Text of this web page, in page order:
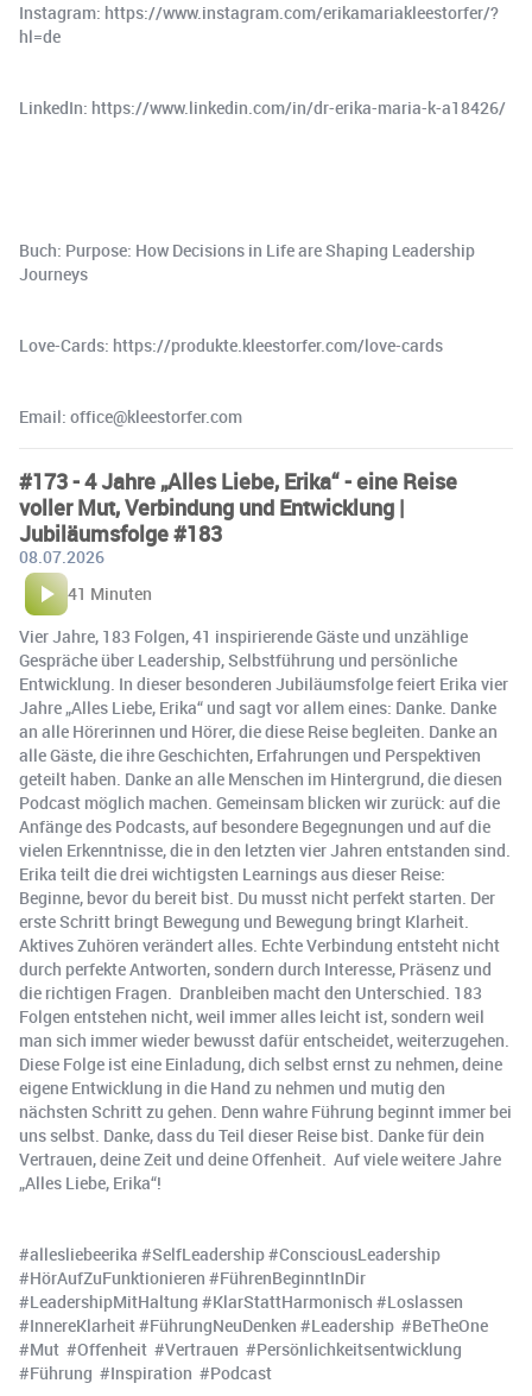
Instagram: https://www.instagram.com/erikamariakleestorfer/?
hl=de
LinkedIn: https://www.linkedin.com/in/dr-erika-maria-k-a18426/
Buch: Purpose: How Decisions in Life are Shaping Leadership
Journeys
Love-Cards: https://produkte.kleestorfer.com/love-cards
Email: office@kleestorfer.com
#173 - 4 Jahre „Alles Liebe, Erika“ - eine Reise
voller Mut, Verbindung und Entwicklung |
Jubiläumsfolge #183
08.07.2026
41 Minuten
Vier Jahre, 183 Folgen, 41 inspirierende Gäste und unzählige
Gespräche über Leadership, Selbstführung und persönliche
Entwicklung. In dieser besonderen Jubiläumsfolge feiert Erika vier
Jahre „Alles Liebe, Erika“ und sagt vor allem eines: Danke. Danke
an alle Hörerinnen und Hörer, die diese Reise begleiten. Danke an
alle Gäste, die ihre Geschichten, Erfahrungen und Perspektiven
geteilt haben. Danke an alle Menschen im Hintergrund, die diesen
Podcast möglich machen. Gemeinsam blicken wir zurück: auf die
Anfänge des Podcasts, auf besondere Begegnungen und auf die
vielen Erkenntnisse, die in den letzten vier Jahren entstanden sind.
Erika teilt die drei wichtigsten Learnings aus dieser Reise: ️
Beginne, bevor du bereit bist. Du musst nicht perfekt starten. Der
erste Schritt bringt Bewegung und Bewegung bringt Klarheit. ️
Aktives Zuhören verändert alles. Echte Verbindung entsteht nicht
durch perfekte Antworten, sondern durch Interesse, Präsenz und
die richtigen Fragen. ️ Dranbleiben macht den Unterschied. 183
Folgen entstehen nicht, weil immer alles leicht ist, sondern weil
man sich immer wieder bewusst dafür entscheidet, weiterzugehen.
Diese Folge ist eine Einladung, dich selbst ernst zu nehmen, deine
eigene Entwicklung in die Hand zu nehmen und mutig den
nächsten Schritt zu gehen. Denn wahre Führung beginnt immer bei
uns selbst. Danke, dass du Teil dieser Reise bist. Danke für dein
Vertrauen, deine Zeit und deine Offenheit. Auf viele weitere Jahre
„Alles Liebe, Erika“! ️
#allesliebeerika #SelfLeadership #ConsciousLeadership
#HörAufZuFunktionieren #FührenBeginntInDir
#LeadershipMitHaltung #KlarStattHarmonisch #Loslassen
#InnereKlarheit #FührungNeuDenken #Leadership #BeTheOne
#Mut #Offenheit #Vertrauen #Persönlichkeitsentwicklung
#Führung #Inspiration #Podcast